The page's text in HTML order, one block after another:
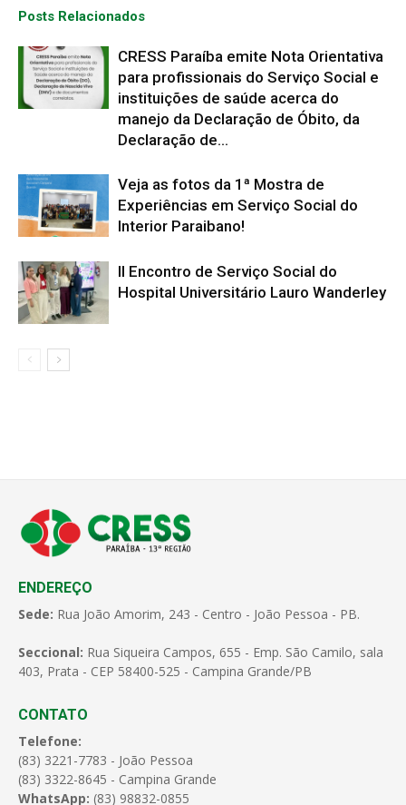
Posts Relacionados
CRESS Paraíba emite Nota Orientativa
para profissionais do Serviço Social e
instituições de saúde acerca do
manejo da Declaração de Óbito, da
Declaração de...
Veja as fotos da 1ª Mostra de
Experiências em Serviço Social do
Interior Paraibano!
II Encontro de Serviço Social do
Hospital Universitário Lauro Wanderley
ENDEREÇO
Sede: Rua João Amorim, 243 - Centro - João Pessoa - PB.
Seccional: Rua Siqueira Campos, 655 - Emp. São Camilo, sala
403, Prata - CEP 58400-525 - Campina Grande/PB
CONTATO
Telefone:
(83) 3221-7783 - João Pessoa
(83) 3322-8645 - Campina Grande
WhatsApp: (83) 98832-0855